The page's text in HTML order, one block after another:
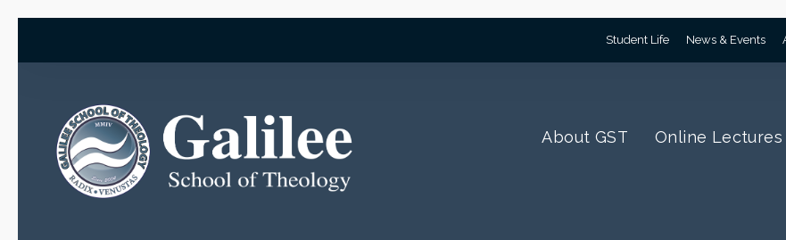
Student Life News & Events
About GST Online Lectures